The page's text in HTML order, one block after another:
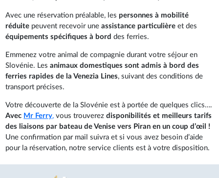
Avec une réservation préalable, les personnes à mobilité
réduite peuvent recevoir uneassistance particulière et des
équipements spécifiques à bord des ferries.
Emmenez votre animal de compagnie durant votre séjour en
Slovénie. Lesanimaux domestiques sont admis à bord des
ferries rapides de la Venezia Lines, suivant des conditions de
transport précises.
Votre découverte de la Slovénie est à portée de quelques clics….
Avec Mr Ferry, vous trouverezdisponibilités et meilleurs tarifs
des liaisons par bateau de Venise vers Piran en un coup d’œil !
Une confirmation par mail suivra et si vous avez besoin d’aide
pour la réservation, notre service clients est à votre disposition.